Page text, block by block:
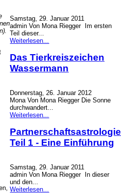
Samstag, 29. Januar 2011
admin Von Mona Riegger Im ersten
Teil dieser...
Weiterlesen...
Das Tierkreiszeichen
Wassermann
Donnerstag, 26. Januar 2012
Mona Von Mona Riegger Die Sonne
durchwandert...
Weiterlesen...
Partnerschaftsastrologie
Teil 1 - Eine Einführung
Samstag, 29. Januar 2011
admin Von Mona Riegger In dieser
und den...
Weiterlesen...